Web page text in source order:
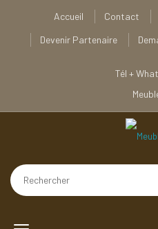
Accueil Contact
Devenir Partenaire
Tél +